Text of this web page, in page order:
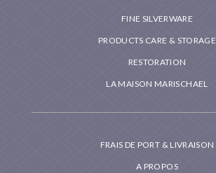
FINE SILVERWARE
PRODUCTS CARE & STORAGE
RESTORATION
LA MAISON MARISCHAEL
FRAIS DE PORT & LIVRAISON
A PROPOS